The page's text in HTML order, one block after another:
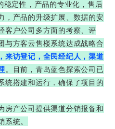
定性，产品的专业化，售后
，产品的升级扩展、数据的安
客户公司多方面的考察、评
与方客云售楼系统达成战略合
来访登记，全民经纪人，渠道
。目前，青岛蓝色探索公司已
统搭建和运行，确保了项目的
房产公司提供渠道分销报备和
统。